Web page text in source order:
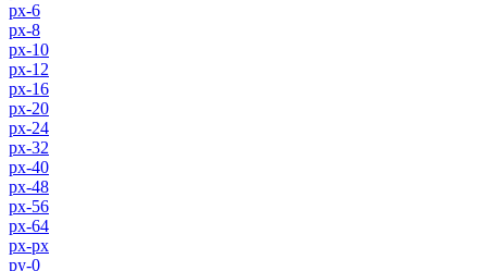
px-6
px-8
px-10
px-12
px-16
px-20
px-24
px-32
px-40
px-48
px-56
px-64
px-px
py-0